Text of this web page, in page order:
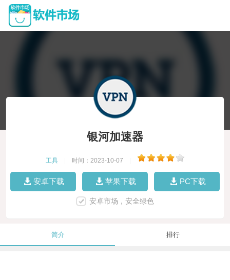
银河加速器
工具 时间：2023-10-07
安卓下载 苹果下载 PC下载
安卓市场，安全绿色
简介 排行